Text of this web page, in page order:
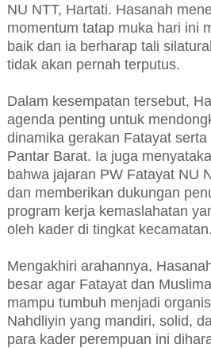
NU NTT, Hartati. Hasanah
momentum tatap muka hari ini
baik dan ia berharap tali
tidak akan pernah terputus.
Dalam kesempatan tersebut,
agenda penting untuk
dinamika gerakan Fatayat
Pantar Barat. Ia juga
bahwa jajaran PW Fatayat NU
dan memberikan dukungan
program kerja kemaslahatan
oleh kader di tingkat kecamatan.
Mengakhiri arahannya,
besar agar Fatayat dan
mampu tumbuh menjadi
Nahdliyin yang mandiri, solid,
para kader perempuan ini